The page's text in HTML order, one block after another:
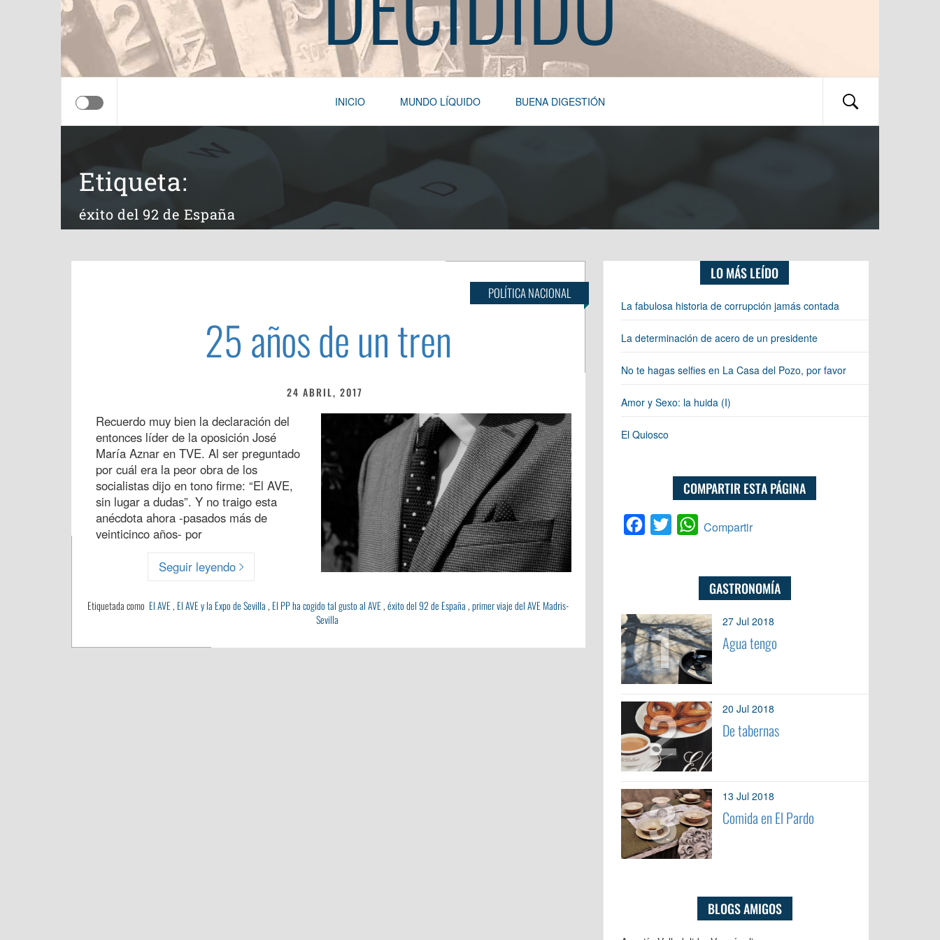
INICIO MUNDO LÍQUIDO BUENA DIGESTIÓN
Etiqueta:
éxito del 92 de España
POLÍTICA NACIONAL
25 años de un tren
24 ABRIL, 2017
Recuerdo muy bien la declaración del
entonces líder de la oposición José
María Aznar en TVE. Al ser preguntado
por cuál era la peor obra de los
socialistas dijo en tono firme: “El AVE,
sin lugar a dudas”. Y no traigo esta
anécdota ahora -pasados más de
veinticinco años- por
Seguir leyendo
Etiquetada como El AVE , El AVE y la Expo de Sevilla , El PP ha cogido tal gusto al AVE , éxito del 92 de España , primer viaje del AVE Madris-
Sevilla
LO MÁS LEÍDO
La fabulosa historia de corrupción jamás contada
La determinación de acero de un presidente
No te hagas selfies en La Casa del Pozo, por favor
Amor y Sexo: la huida (I)
El Quiosco
COMPARTIR ESTA PÁGINA
Facebook
Twitter WhatsApp
Compartir
GASTRONOMÍA
1 27 Jul 2018
Agua tengo
2 20 Jul 2018
De tabernas
3 13 Jul 2018
Comida en El Pardo
BLOGS AMIGOS